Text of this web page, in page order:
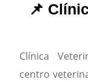
📌
Clínica
centro